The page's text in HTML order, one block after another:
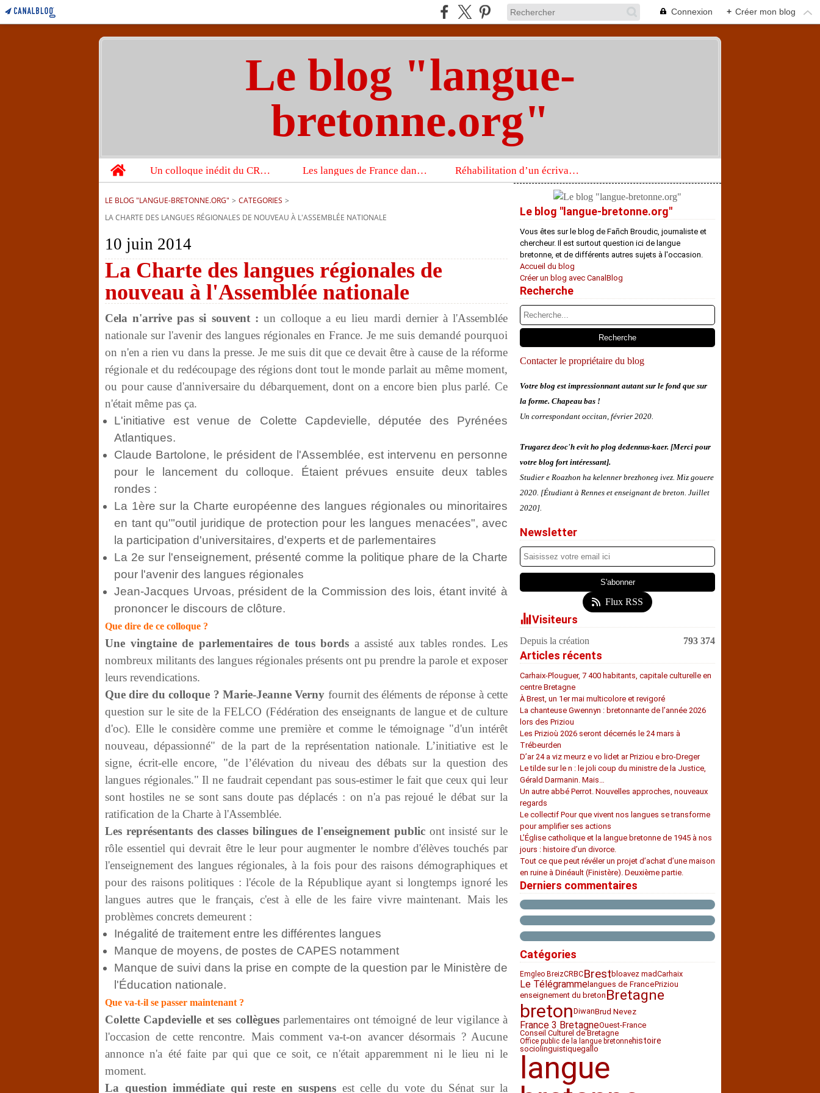
Connexion + Créer mon blog
Le blog "langue-
bretonne.org"
Home
Un colloque inédit du CRBC sur les victimes de l’année 1944 Les langues de France dans un imposant ouvrage sur la langue française que publient les Presses universitaires d’Oxford Réhabilitation d’un écrivain de langue bretonne aujourd’hui mal connu et méconnu
LE BLOG "LANGUE-BRETONNE.ORG" > CATEGORIES >
LA CHARTE DES LANGUES RÉGIONALES DE NOUVEAU À L'ASSEMBLÉE NATIONALE
10 juin 2014
La Charte des langues régionales de
nouveau à l'Assemblée nationale
Cela n'arrive pas si souvent : un colloque a eu lieu mardi dernier à l'Assemblée
nationale sur l'avenir des langues régionales en France. Je me suis demandé pourquoi
on n'en a rien vu dans la presse. Je me suis dit que ce devait être à cause de la réforme
régionale et du redécoupage des régions dont tout le monde parlait au même moment,
ou pour cause d'anniversaire du débarquement, dont on a encore bien plus parlé. Ce
n'était même pas ça.
L'initiative est venue de Colette Capdevielle, députée des Pyrénées
Atlantiques.
Claude Bartolone, le président de l'Assemblée, est intervenu en personne
pour le lancement du colloque. Étaient prévues ensuite deux tables
rondes :
La 1ère sur la Charte européenne des langues régionales ou minoritaires
en tant qu'"outil juridique de protection pour les langues menacées", avec
la participation d'universitaires, d'experts et de parlementaires
La 2e sur l'enseignement, présenté comme la politique phare de la Charte
pour l'avenir des langues régionales
Jean-Jacques Urvoas, président de la Commission des lois, étant invité à
prononcer le discours de clôture.
Que dire de ce colloque ?
Une vingtaine de parlementaires de tous bords a assisté aux tables rondes. Les
nombreux militants des langues régionales présents ont pu prendre la parole et exposer
leurs revendications.
Que dire du colloque ? Marie-Jeanne Verny fournit des éléments de réponse à cette
question sur le site de la FELCO (Fédération des enseignants de langue et de culture
d'oc). Elle le considère comme une première et comme le témoignage "d'un intérêt
nouveau, dépassionné" de la part de la représentation nationale. L’initiative est le
signe, écrit-elle encore, "de l’élévation du niveau des débats sur la question des
langues régionales." Il ne faudrait cependant pas sous-estimer le fait que ceux qui leur
sont hostiles ne se sont sans doute pas déplacés : on n'a pas rejoué le débat sur la
ratification de la Charte à l'Assemblée.
Les représentants des classes bilingues de l'enseignement publicont insisté sur le
rôle essentiel qui devrait être le leur pour augmenter le nombre d'élèves touchés par
l'enseignement des langues régionales, à la fois pour des raisons démographiques et
pour des raisons politiques : l'école de la République ayant si longtemps ignoré les
langues autres que le français, c'est à elle de les faire vivre maintenant. Mais les
problèmes concrets demeurent :
Inégalité de traitement entre les différentes langues
Manque de moyens, de postes de CAPES notamment
Manque de suivi dans la prise en compte de la question par le Ministère de
l'Éducation nationale.
Que va-t-il se passer maintenant ?
Colette Capdevielle et ses collèguesparlementaires ont témoigné de leur vigilance à
l'occasion de cette rencontre. Mais comment va-t-on avancer désormais ? Aucune
annonce n'a été faite par qui que ce soit, ce n'était apparemment ni le lieu ni le
moment.
La question immédiate qui reste en suspens est celle du vote du Sénat sur la
Le blog "langue-bretonne.org"
Vous êtes sur le blog de Fañch Broudic, journaliste et
chercheur. Il est surtout question ici de langue
bretonne, et de différents autres sujets à l'occasion.
Accueil du blog
Créer un blog avec CanalBlog
Recherche
Contacter le propriétaire du blog
Votre blog est impressionnant autant sur le fond que sur
la forme. Chapeau bas !
Un correspondant occitan, février 2020.
Trugarez deoc'h evit ho plog dedennus-kaer. [Merci pour
votre blog fort intéressant].
Studier e Roazhon ha kelenner brezhoneg ivez. Miz gouere
2020. [Étudiant à Rennes et enseignant de breton. Juillet
2020].
Newsletter
Flux RSS
Visiteurs
Depuis la création 793 374
Articles récents
Carhaix-Plouguer, 7 400 habitants, capitale culturelle en
centre Bretagne
À Brest, un 1er mai multicolore et revigoré
La chanteuse Gwennyn : bretonnante de l’année 2026
lors des Priziou
Les Prizioù 2026 seront décernés le 24 mars à
Trébeurden
D’ar 24 a viz meurz e vo lidet ar Priziou e bro-Dreger
Le tilde sur le n : le joli coup du ministre de la Justice,
Gérald Darmanin. Mais…
Un autre abbé Perrot. Nouvelles approches, nouveaux
regards
Le collectif Pour que vivent nos langues se transforme
pour amplifier ses actions
L’Église catholique et la langue bretonne de 1945 à nos
jours : histoire d’un divorce.
Tout ce que peut révéler un projet d’achat d’une maison
en ruine à Dinéault (Finistère). Deuxième partie.
Derniers commentaires
Catégories
Emgleo BreizCRBCBrest bloavez madCarhaix
Le Télégramme langues de FrancePriziou
enseignement du breton Bretagne
bretonDiwanBrud Nevez
France 3 BretagneOuest-France
Conseil Culturel de Bretagne
Office public de la langue bretonnehistoire
sociolinguistiquegallo
langue